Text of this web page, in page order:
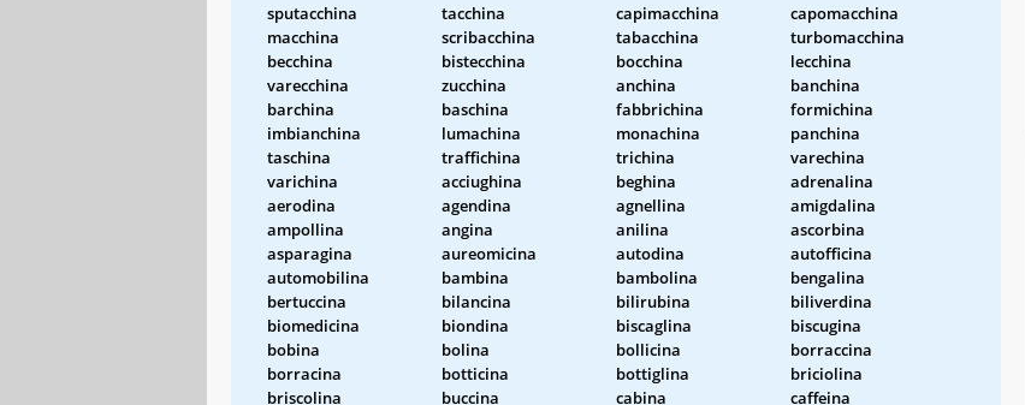
sputacchina tacchina capimacchina
capomacchina
macchina
scribacchina tabacchina
turbomacchina
becchina
bistecchina bocchina
lecchina
varecchina
zucchina anchina
banchina
barchina
baschina fabbrichina
formichina
imbianchina
lumachina monachina
panchina
taschina
traffichina trichina
varechina
varichina
acciughina beghina
adrenalina
aerodina
agendina agnellina
amigdalina
ampollina
angina anilina
ascorbina
asparagina
aureomicina autodina
autofficina
automobilina
bambina bambolina
bengalina
bertuccina
bilancina bilirubina
biliverdina
biomedicina
biondina biscaglina
biscugina
bobina
bolina bollicina
borraccina
borracina
botticina bottiglina
briciolina
briscolina
buccina cabina
caffeina